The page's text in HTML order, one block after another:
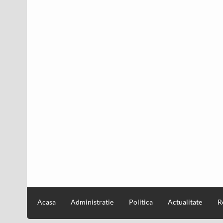
Acasa Administratie Politica Actualitate